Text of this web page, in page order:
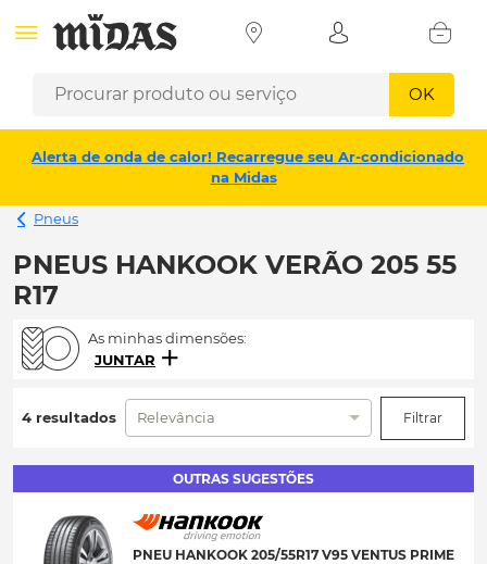
OK
Alerta de onda de calor! Recarregue seu Ar-condicionado
na Midas
Pneus
PNEUS HANKOOK VERÃO 205 55
R17
As minhas dimensões:
JUNTAR
4 resultados Relevância Filtrar
OUTRAS SUGESTÕES
PNEU HANKOOK 205/55R17 V95 VENTUS PRIME